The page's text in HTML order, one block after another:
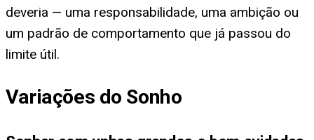
deveria — uma responsabilidade, uma ambição ou
um padrão de comportamento que já passou do
limite útil.
Variações do Sonho